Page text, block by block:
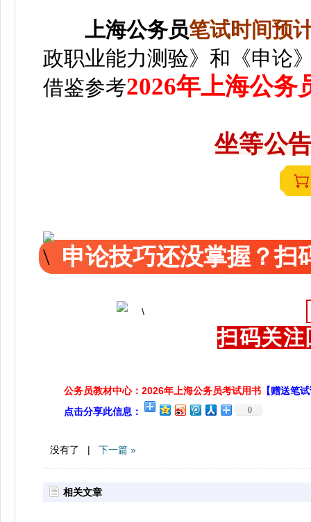
上海公务员笔试时间预
政职业能力测验》和《申论
借鉴参考2026年上海公务
坐等公
申论技巧还没掌握？扫
扫码关注
公务员教材中心：2026年上海公务员考试用书 【赠送笔
点击分享此信息：
0
没有了 | 下一篇 »
相关文章